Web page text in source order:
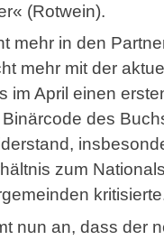
(Rotwein).
mehr in den
mehr mit der
im April einen
des
zum
nun an, dass der